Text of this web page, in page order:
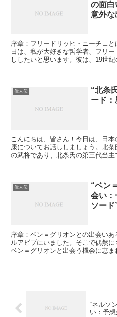
の面白
意外な
序章：フリードリッヒ・ニーチェ
日は、私が大好きな哲学者、フリ
ししたいと思います。彼は、19世
偉人伝
“北条
ード：
こんにちは、皆さん！今日は、日
康についてお話ししましょう。北
の武将であり、北条氏の第三代当主
偉人伝
“ベン
会い：
ソード
序章：ベン＝グリオンとの出会い
ルアビブにいました。そこで偶然
ベン＝グリオンと出会う機会に恵
“ネルソ
い：予